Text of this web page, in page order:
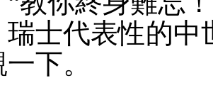
士代表性的中
下。